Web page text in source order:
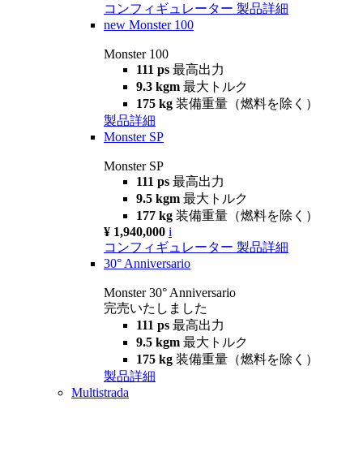
コンフィギュレーター 製品詳細
new Monster 100
Monster 100
111 ps 最高出力
9.3 kgm 最大トルク
175 kg 装備重量（燃料を除く）
製品詳細
Monster SP
Monster SP
111 ps 最高出力
9.5 kgm 最大トルク
177 kg 装備重量（燃料を除く）
¥ 1,940,000 i
コンフィギュレーター 製品詳細
30° Anniversario
Monster 30° Anniversario
完売いたしました
111 ps 最高出力
9.5 kgm 最大トルク
175 kg 装備重量（燃料を除く）
製品詳細
Multistrada